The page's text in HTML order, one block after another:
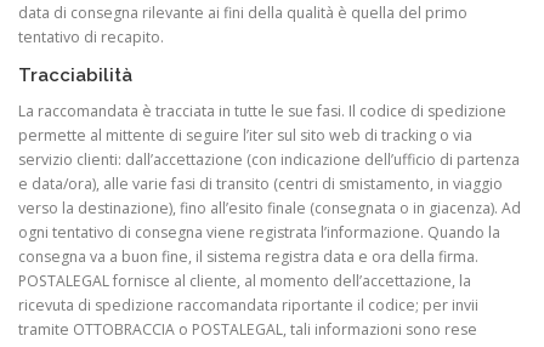
data di consegna rilevante ai fini della qualità è quella del primo
tentativo di recapito.
Tracciabilità
La raccomandata è tracciata in tutte le sue fasi. Il codice di spedizione
permette al mittente di seguire l’iter sul sito web di tracking o via
servizio clienti: dall’accettazione (con indicazione dell’ufficio di partenza
e data/ora), alle varie fasi di transito (centri di smistamento, in viaggio
verso la destinazione), fino all’esito finale (consegnata o in giacenza). Ad
ogni tentativo di consegna viene registrata l’informazione. Quando la
consegna va a buon fine, il sistema registra data e ora della firma.
POSTALEGAL fornisce al cliente, al momento dell’accettazione, la
ricevuta di spedizione raccomandata riportante il codice; per invii
tramite OTTOBRACCIA o POSTALEGAL, tali informazioni sono rese